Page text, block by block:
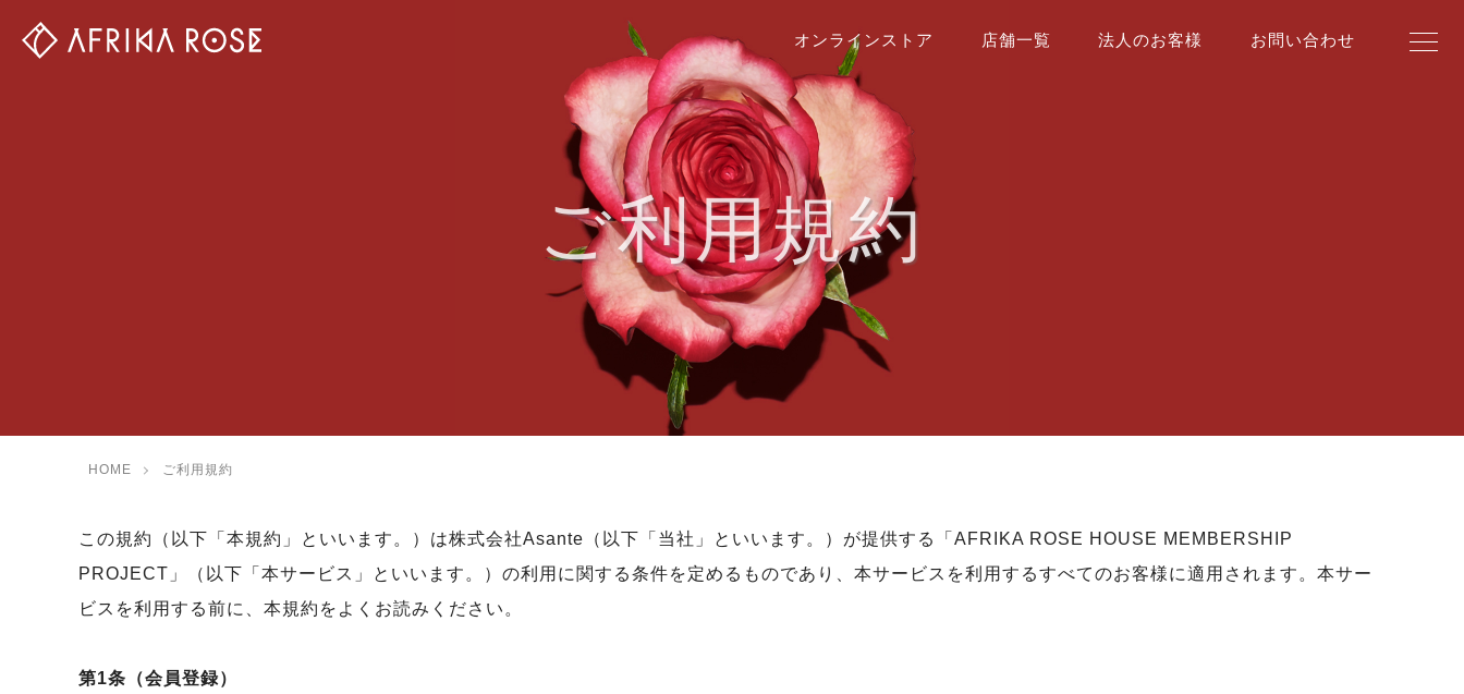
オンラインストア 店舗一覧 法人のお客様 お問い合わせ
ご利用規約
HOME ご利用規約
この規約（以下「本規約」といいます。）は株式会社Asante（以下「当社」といいます。）が提供する「AFRIKA ROSE HOUSE MEMBERSHIP
PROJECT」（以下「本サービス」といいます。）の利用に関する条件を定めるものであり、本サービスを利用するすべてのお客様に適用されます。本サー
ビスを利用する前に、本規約をよくお読みください。
第1条（会員登録）